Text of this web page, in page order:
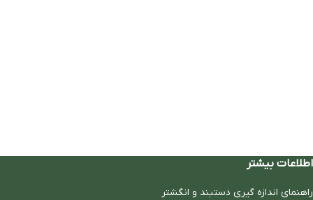
اطلاعات بیشتر
راهنمای اندازه گیری دستبند و انگشتر